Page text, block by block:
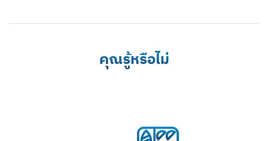
คุณรู้หรือไม่